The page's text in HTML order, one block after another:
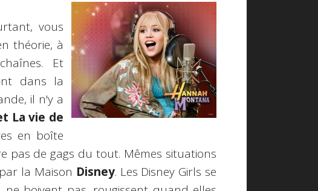
vous
théorie, à
Et
dans la
il n'y a
La vie de
en boîte
pas de gags du tout. Mêmes situations
la Maison Disney. Les Disney Girls se